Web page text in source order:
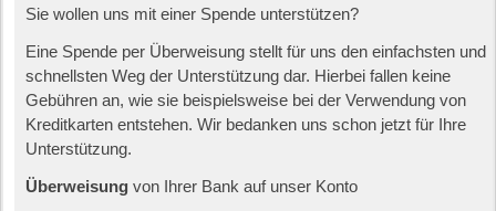
Sie wollen uns mit einer Spende unterstützen?
Eine Spende per Überweisung stellt für uns den einfachsten und
schnellsten Weg der Unterstützung dar. Hierbei fallen keine
Gebühren an, wie sie beispielsweise bei der Verwendung von
Kreditkarten entstehen. Wir bedanken uns schon jetzt für Ihre
Unterstützung.
Überweisung von Ihrer Bank auf unser Konto